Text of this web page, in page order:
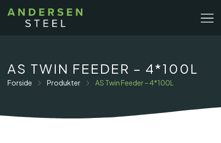
indholdet
AS TWIN FEEDER – 4*100L
Forside Produkter AS Twin Feeder – 4*100L